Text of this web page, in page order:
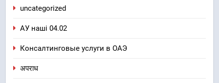
uncategorized
АУ наші 04.02
Консалтинговые услуги в ОАЭ
अपराध